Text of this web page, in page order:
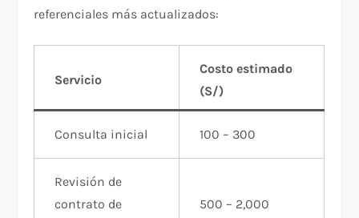
referenciales más actualizados:
Servicio
Costo estimado
(S/)
Consulta inicial 100 – 300
Revisión de
contrato de
500 – 2,000